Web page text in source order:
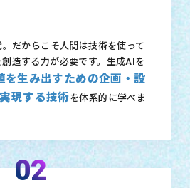
だからこそ人間は技術を使って
造する力が必要です。生成AIを
を生み出すための企画・設
現する技術を体系的に学べま
02